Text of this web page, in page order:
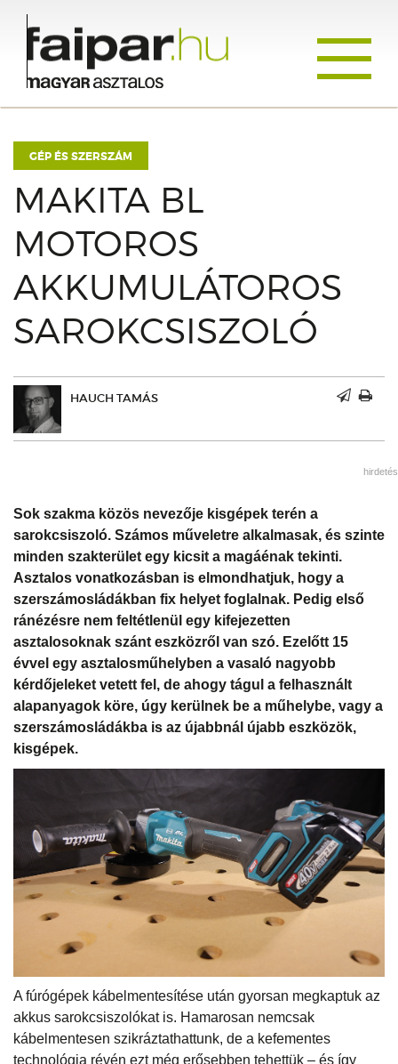
GÉP ÉS SZERSZÁM
MAKITA BL
MOTOROS
AKKUMULÁTOROS
SAROKCSISZOLÓ
HAUCH TAMÁS
hirdetés
Sok szakma közös nevezője kisgépek terén a
sarokcsiszoló. Számos műveletre alkalmasak, és szinte
minden szakterület egy kicsit a magáénak tekinti.
Asztalos vonatkozásban is elmondhatjuk, hogy a
szerszámosládákban fix helyet foglalnak. Pedig első
ránézésre nem feltétlenül egy kifejezetten
asztalosoknak szánt eszközről van szó. Ezelőtt 15
évvel egy asztalosműhelyben a vasaló nagyobb
kérdőjeleket vetett fel, de ahogy tágul a felhasznált
alapanyagok köre, úgy kerülnek be a műhelybe, vagy a
szerszámosládákba is az újabbnál újabb eszközök,
kisgépek.
A fúrógépek kábelmentesítése után gyorsan megkaptuk az
akkus sarokcsiszolókat is. Hamarosan nemcsak
kábelmentesen szikráztathattunk, de a kefementes
technológia révén ezt még erősebben tehettük – és így